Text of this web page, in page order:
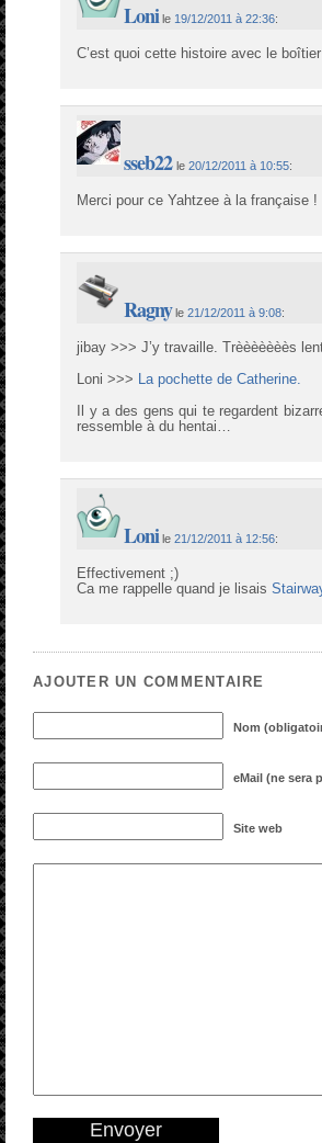
Loni le 19/12/2011 à 22:36:
C’est quoi cette histoire avec le
sseb22le 20/12/2011 à 10:55:
Merci pour ce Yahtzee à la française !
Ragnyle21/12/2011 à 9:08:
jibay >>> J’y travaille. Trèèèèèèès
Loni >>> La pochette de Catherine.
Il y a des gens qui te regardent
ressemble à du hentai…
Loni le21/12/2011 à 12:56:
Effectivement ;)
Ca me rappelle quand je lisais
AJOUTER UN COMMENTAIRE
Nom
eMail (ne sera
Site web